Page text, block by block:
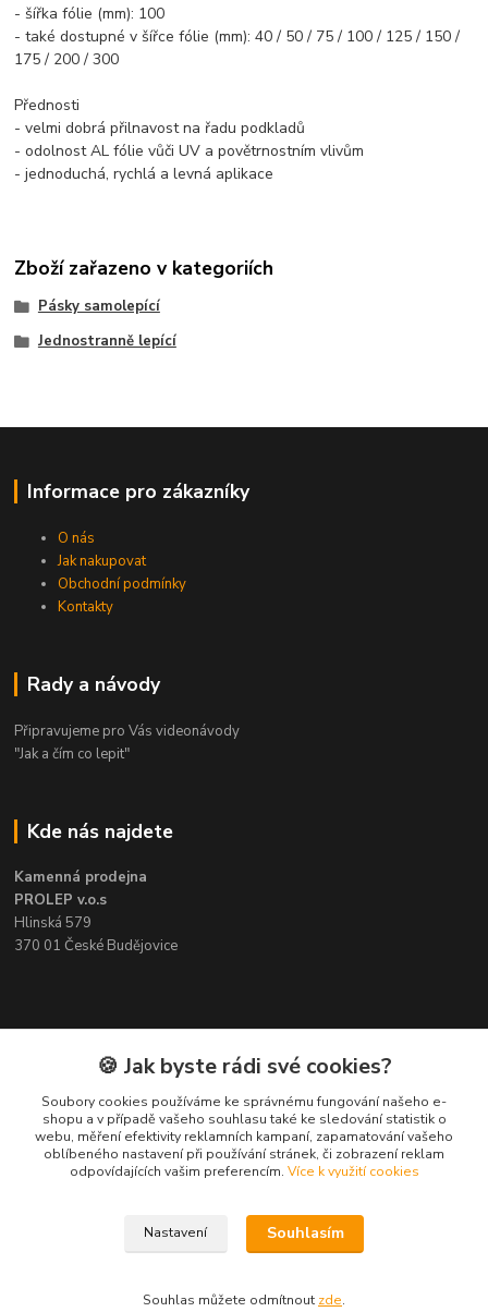
- šířka fólie (mm): 100
- také dostupné v šířce fólie (mm): 40 / 50 / 75 / 100 / 125 / 150 /
175 / 200 / 300
Přednosti
- velmi dobrá přilnavost na řadu podkladů
- odolnost AL fólie vůči UV a povětrnostním vlivům
- jednoduchá, rychlá a levná aplikace
Zboží zařazeno v kategoriích
Pásky samolepící
Jednostranně lepící
Informace pro zákazníky
O nás
Jak nakupovat
Obchodní podmínky
Kontakty
Rady a návody
Připravujeme pro Vás videonávody
"Jak a čím co lepit"
Kde nás najdete
Kamenná prodejna
PROLEP v.o.s
Hlinská 579
370 01 České Budějovice
Kontakt
Pavel Šedivý
+420 602 148 895
Pracovní doba PO - PÁ: 8,00-16,30
🍪 Jak byste rádi své cookies?
Soubory cookies používáme ke správnému fungování našeho e-
shopu a v případě vašeho souhlasu také ke sledování statistik o
webu, měření efektivity reklamních kampaní, zapamatování vašeho
oblíbeného nastavení při používání stránek, či zobrazení reklam
odpovídajících vašim preferencím. Více k využití cookies
Nastavení Souhlasím
Souhlas můžete odmítnout zde.